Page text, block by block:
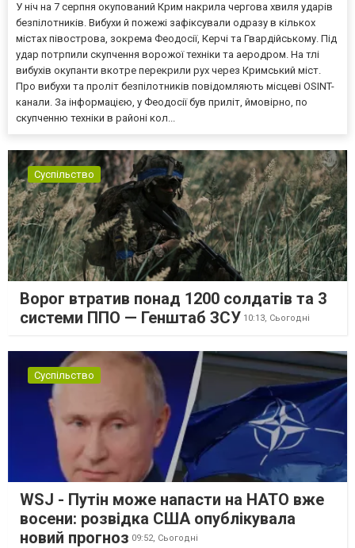
У ніч на 7 серпня окупований Крим накрила чергова хвиля ударів
безпілотників. Вибухи й пожежі зафіксували одразу в кількох
містах півострова, зокрема Феодосії, Керчі та Гвардійському. Під
удар потрпили скупчення ворожої техніки та аеродром. На тлі
вибухів окупанти вкотре перекрили рух через Кримський міст.
Про вибухи та проліт безпілотників повідомляють місцеві OSINT-
канали. За інформацією, у Феодосії був приліт, ймовірно, по
скупченню техніки в районі кол...
Суспільство
Ворог втратив понад 1200 солдатів та 3
системи ППО — Генштаб ЗСУ 10:13, Сьогодні
Суспільство
WSJ - Путін може напасти на НАТО вже
восени: розвідка США опублікувала
новий прогноз 09:52, Сьогодні